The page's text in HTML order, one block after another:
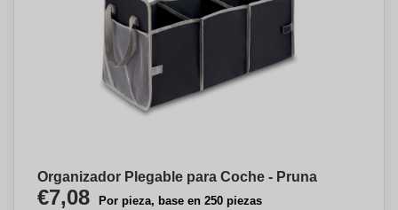
Organizador Plegable para Coche - Pruna
€7,08 Por pieza, base en 250 piezas